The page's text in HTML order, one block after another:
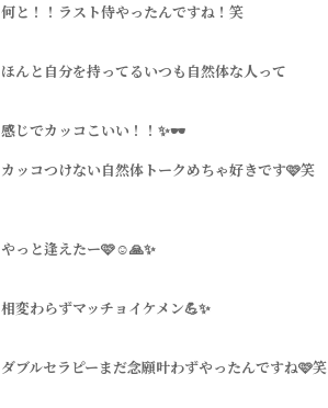
何と！！ラスト侍やったんですね！笑
ほんと自分を持ってるいつも自然体な人って
感じでカッコこいい！！✨🕶️
カッコつけない自然体トークめちゃ好きです🩷笑
やっと逢えたー🩷☺️🙏✨
相変わらずマッチョイケメン💪✨
ダブルセラピーまだ念願叶わずやったんですね🩷笑